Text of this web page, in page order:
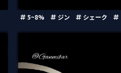
5~8% ジン シェーク